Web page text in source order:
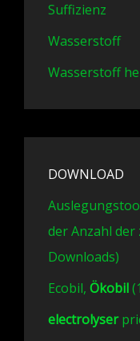
Suffizienz
Wasserstoff
Wasserstoff
DOWNLOAD
der Anzahl der
Downloads)
Ecobil, Ökobil
electrolyser